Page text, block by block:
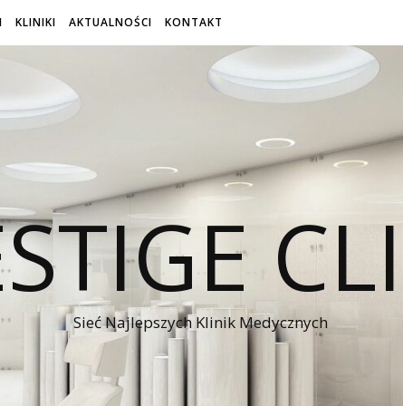
KLINIKI AKTUALNOŚCI KONTAKT
Sieć Najlepszych Klinik Medycznych